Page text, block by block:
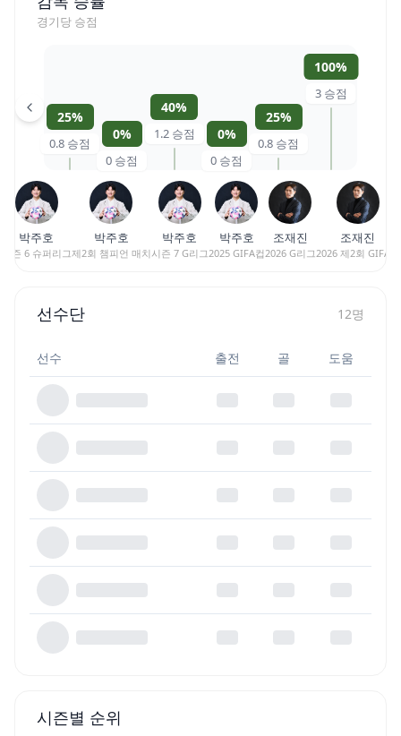
경기당 승점
25%
0.8 승점
0%
0 승점
40%
1.2승점 0%
0 승점
25%
0.8 승점
100%
3승점
박주호
시즌 6 슈퍼리그
박주호
제2회 챔피언 매치
박주호
시즌 7 G리그
박주호
2025 GIFA컵
조재진
2026 G리그
조재진
2026 제2회 GIFA컵
선수단 12명
선수 출전 골 도움
시즌별 순위